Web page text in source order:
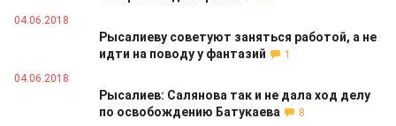
04.06.2018
Рысалиеву советуют заняться работой, а не
идти на поводу у фантазий
1
04.06.2018
Рысалиев: Салянова так и не дала ход делу
по освобождению Батукаева
8